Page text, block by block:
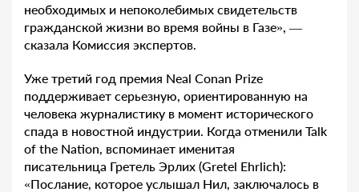
необходимых и непоколебимых свидетельств
гражданской жизни во время войны в Газе», —
сказала Комиссия экспертов.
Уже третий год премия Neal Conan Prize
поддерживает серьезную, ориентированную на
человека журналистику в момент исторического
спада в новостной индустрии. Когда отменили Talk
of the Nation, вспоминает именитая
писательница Гретель Эрлих (Gretel Ehrlich):
«Послание, которое услышал Нил, заключалось в